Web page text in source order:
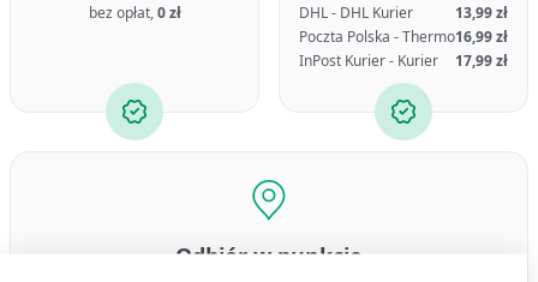
bez opłat,0 zł
DHL - DHL Kurier
13,99 zł
Poczta Polska - Thermo16,99 zł
InPost Kurier - Kurier
17,99 zł
Odbiór w punkcie